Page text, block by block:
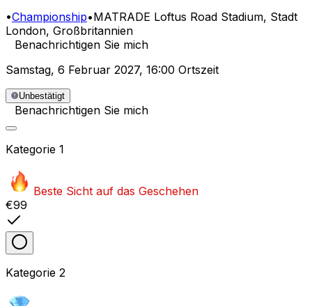
•Championship•MATRADE Loftus Road Stadium, Stadt
London, Großbritannien
Benachrichtigen Sie mich
Samstag, 6 Februar 2027, 16:00 Ortszeit
Unbestätigt
Benachrichtigen Sie mich
Kategorie 1
Beste Sicht auf das Geschehen
€99
Kategorie 2